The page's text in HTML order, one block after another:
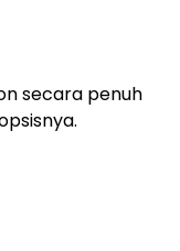
secara penuh